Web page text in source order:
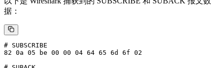
据：
# SUBSCRIBE
82 0a 05 be 00 00 04 64 65 6d 6f 02